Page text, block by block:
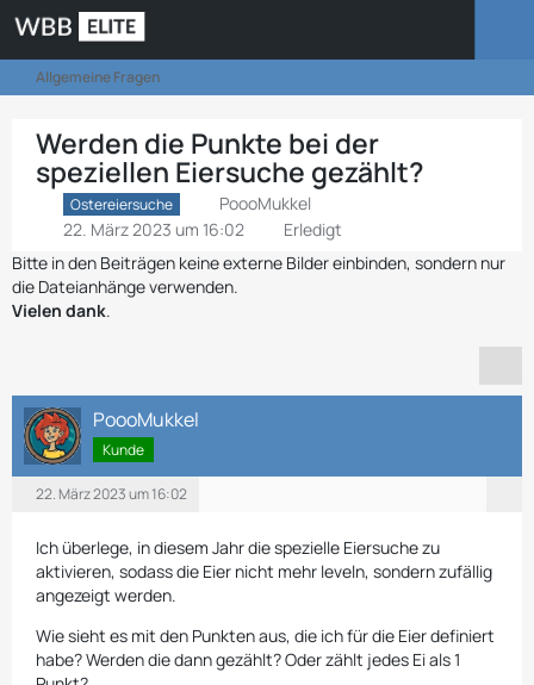
Allgemeine Fragen
Werden die Punkte bei der
speziellen Eiersuche gezählt?
Ostereiersuche
PoooMukkel
22. März 2023 um 16:02
Erledigt
Bitte in den Beiträgen keine externe Bilder einbinden, sondern nur
die Dateianhänge verwenden.
Vielen dank.
PoooMukkel
Kunde
22. März 2023 um 16:02
Ich überlege, in diesem Jahr die spezielle Eiersuche zu
aktivieren, sodass die Eier nicht mehr leveln, sondern zufällig
angezeigt werden.
Wie sieht es mit den Punkten aus, die ich für die Eier definiert
habe? Werden die dann gezählt? Oder zählt jedes Ei als 1